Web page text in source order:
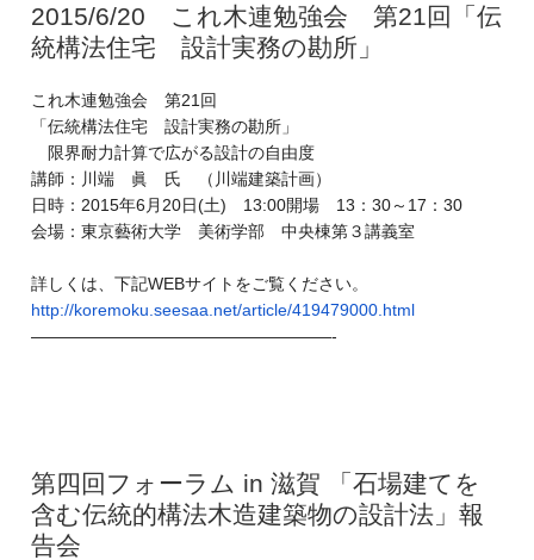
2015/6/20 これ木連勉強会 第21回「伝
統構法住宅 設計実務の勘所」
これ木連勉強会 第21回
「伝統構法住宅 設計実務の勘所」
限界耐力計算で広がる設計の自由度
講師：川端 眞 氏 （川端建築計画）
日時：2015年6月20日(土) 13:00開場 13：30～17：30
会場：東京藝術大学 美術学部 中央棟第３講義室
詳しくは、下記WEBサイトをご覧ください。
http://koremoku.seesaa.net/article/419479000.html
——————————————————-
第四回フォーラム in 滋賀 「石場建てを
含む伝統的構法木造建築物の設計法」報
告会